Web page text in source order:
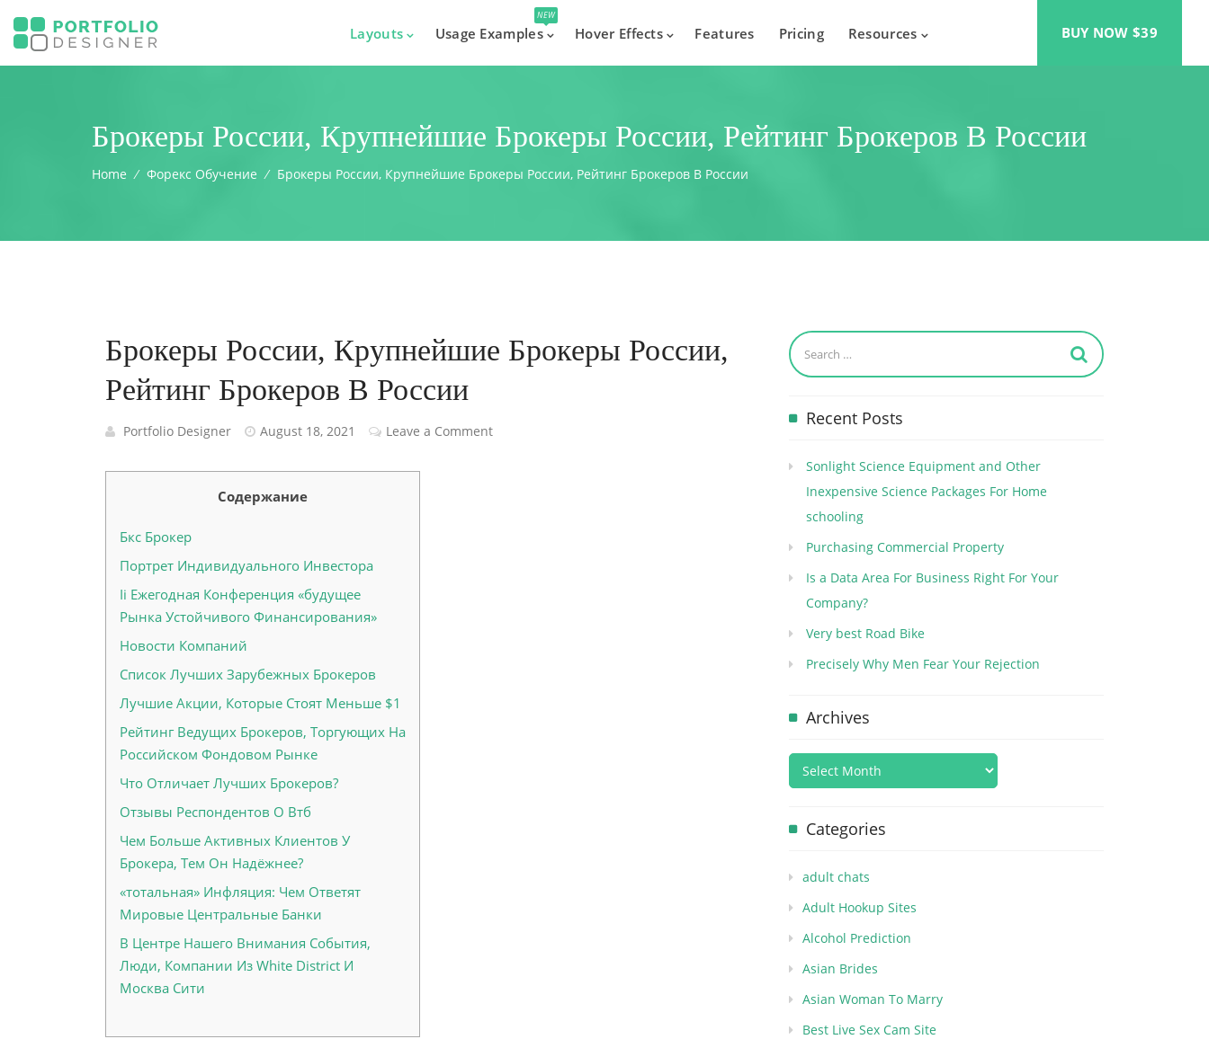
Layouts Usage Examples
NEW
Hover Effects Features Pricing Resources BUY NOW $39
Брокеры России, Крупнейшие Брокеры России, Рейтинг Брокеров В России
Home ⁄ Форекс Обучение ⁄ Брокеры России, Крупнейшие Брокеры России, Рейтинг Брокеров В России
Брокеры России, Крупнейшие Брокеры России,
Рейтинг Брокеров В России
Portfolio Designer August 18, 2021 Leave a Comment
Cодержание
Бкс Брокер
Портрет Индивидуального Инвестора
Ii Ежегодная Конференция «будущее
Рынка Устойчивого Финансирования»
Новости Компаний
Список Лучших Зарубежных Брокеров
Лучшие Акции, Которые Стоят Меньше $1
Рейтинг Ведущих Брокеров, Торгующих На
Российском Фондовом Рынке
Что Отличает Лучших Брокеров?
Отзывы Респондентов О Втб
Чем Больше Активных Клиентов У
Брокера, Тем Он Надёжнее?
«тотальная» Инфляция: Чем Ответят
Мировые Центральные Банки
В Центре Нашего Внимания События,
Люди, Компании Из White District И
Москва Сити
Recent Posts
Sonlight Science Equipment and Other
Inexpensive Science Packages For Home
schooling
Purchasing Commercial Property
Is a Data Area For Business Right For Your
Company?
Very best Road Bike
Precisely Why Men Fear Your Rejection
Archives
Categories
adult chats
Adult Hookup Sites
Alcohol Prediction
Asian Brides
Asian Woman To Marry
Best Live Sex Cam Site